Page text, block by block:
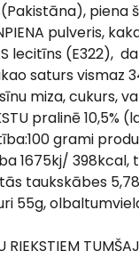
piena
pulveris,
lecitīns (E322),
saturs vismaz
miza, cukurs,
pralinē 10,5%
grami
1675kj/ 398kcal,
taukskābes
55g,
RIEKSTIEM